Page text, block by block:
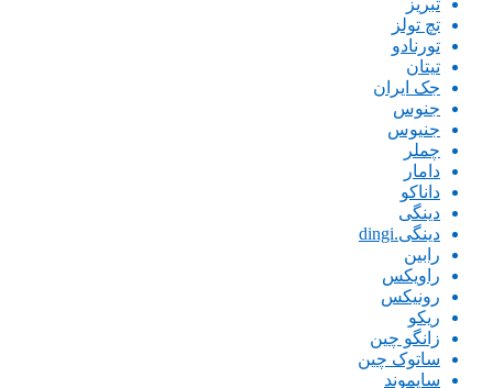
تچ تولز
تورنادو
تیتان
جک ایران
جنوس
جنیوس
چملر
دامار
داناکو
دینگی
دینگی.dingi
رابین
راویکس
رونیکس
ریکو
زانگو چین
ساتوک چین
سایموند